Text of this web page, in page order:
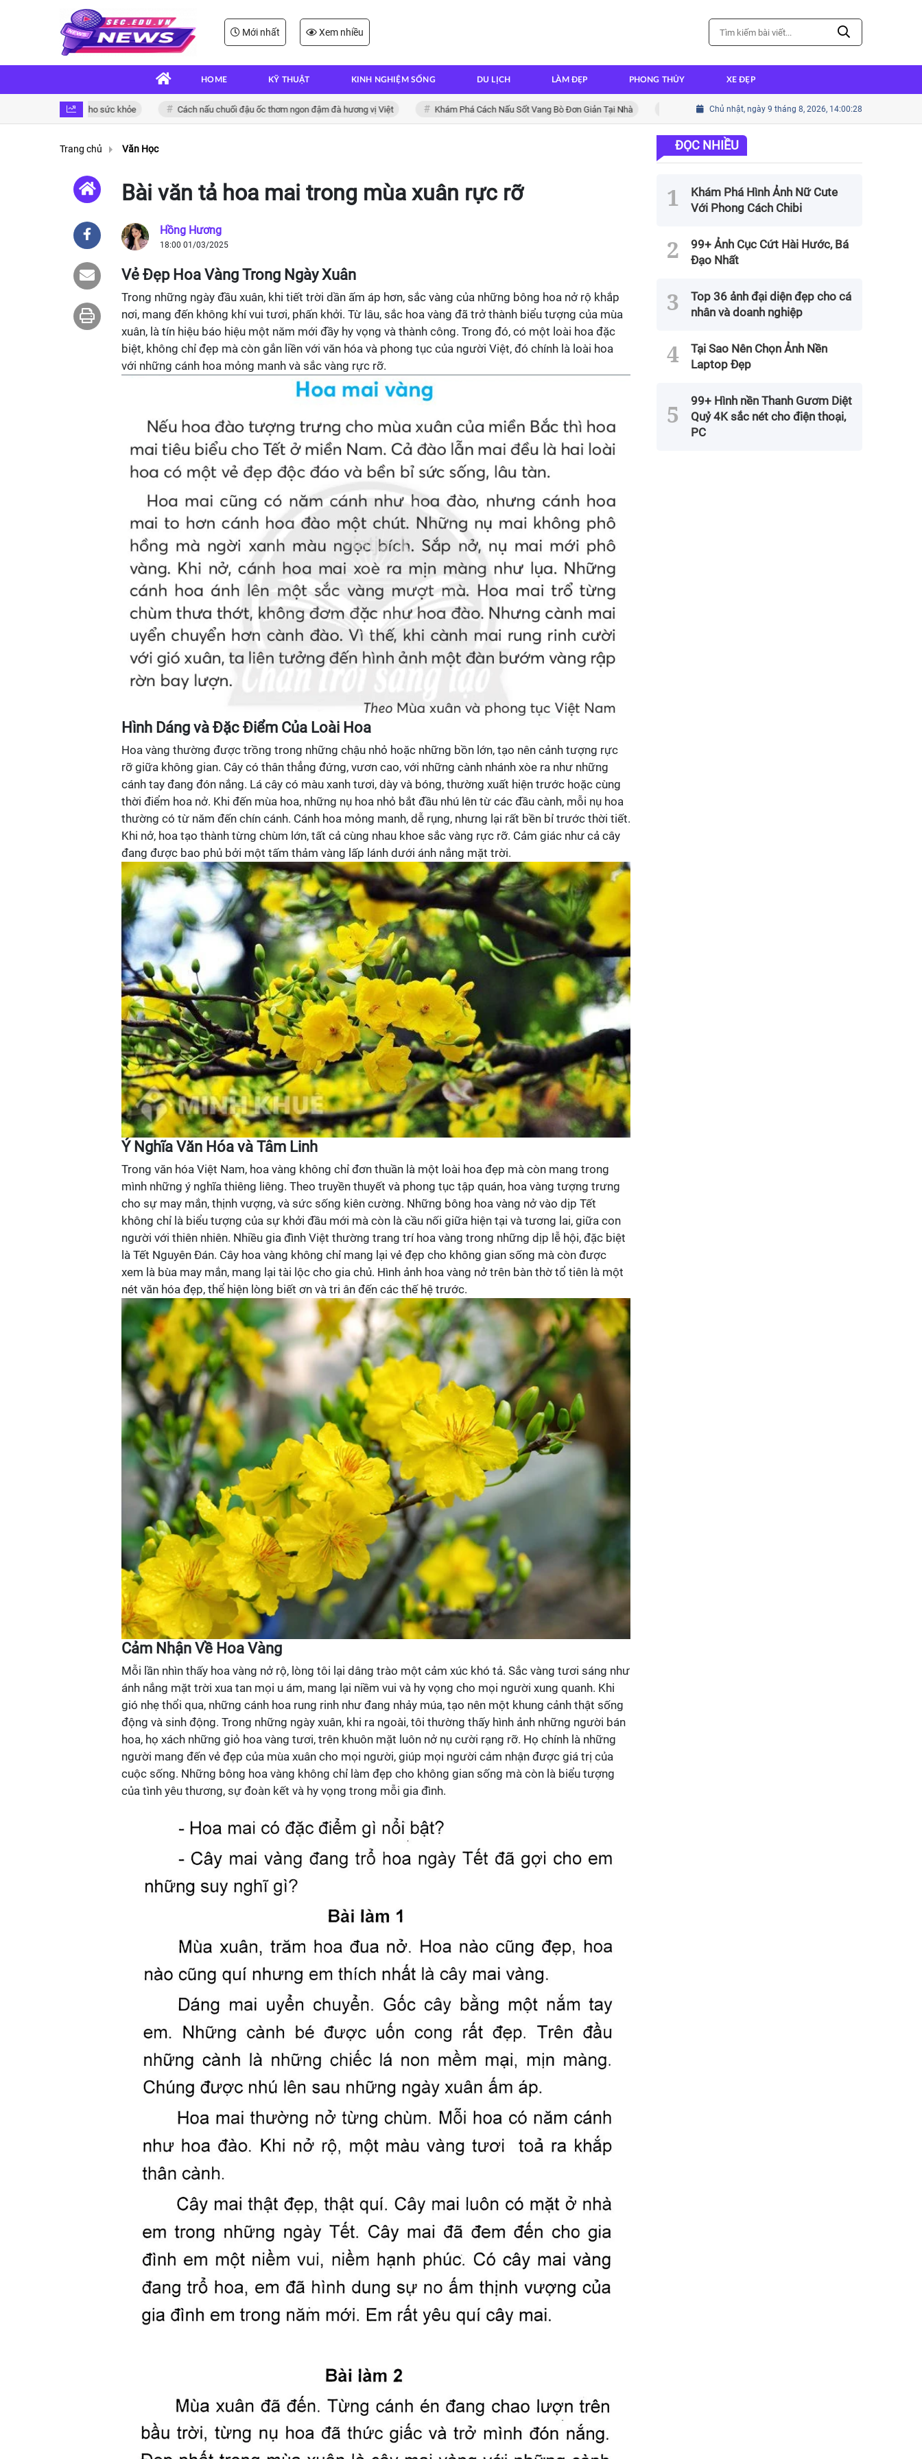
Mới nhất Xem nhiều
HOME KỸ THUẬT KINH NGHIỆM SỐNG DU LỊCH LÀM ĐẸP PHONG THỦY XE ĐẸP
và bổ dưỡng cho sức khỏe Cách nấu chuối đậu ốc thơm ngon đậm đà hương vị Việt Khám Phá Cách Nấu Sốt Vang Bò Đơn Giản Tại Nhà Cách nấu cháo ếch thơm ngon đậm đà hương vị
Chủ nhật, ngày 9 tháng 8, 2026, 14:00:30
Trang chủ Văn Học
Bài văn tả hoa mai trong mùa xuân rực rỡ
Hồng Hương
18:00 01/03/2025
Vẻ Đẹp Hoa Vàng Trong Ngày Xuân
Trong những ngày đầu xuân, khi tiết trời dần ấm áp hơn, sắc vàng của những bông hoa nở rộ khắp
nơi, mang đến không khí vui tươi, phấn khởi. Từ lâu, sắc hoa vàng đã trở thành biểu tượng của mùa
xuân, là tín hiệu báo hiệu một năm mới đầy hy vọng và thành công. Trong đó, có một loài hoa đặc
biệt, không chỉ đẹp mà còn gắn liền với văn hóa và phong tục của người Việt, đó chính là loài hoa
với những cánh hoa mỏng manh và sắc vàng rực rỡ.
Hình Dáng và Đặc Điểm Của Loài Hoa
Hoa vàng thường được trồng trong những chậu nhỏ hoặc những bồn lớn, tạo nên cảnh tượng rực
rỡ giữa không gian. Cây có thân thẳng đứng, vươn cao, với những cành nhánh xòe ra như những
cánh tay đang đón nắng. Lá cây có màu xanh tươi, dày và bóng, thường xuất hiện trước hoặc cùng
thời điểm hoa nở. Khi đến mùa hoa, những nụ hoa nhỏ bắt đầu nhú lên từ các đầu cành, mỗi nụ hoa
thường có từ năm đến chín cánh. Cánh hoa mỏng manh, dễ rụng, nhưng lại rất bền bỉ trước thời tiết.
Khi nở, hoa tạo thành từng chùm lớn, tất cả cùng nhau khoe sắc vàng rực rỡ. Cảm giác như cả cây
đang được bao phủ bởi một tấm thảm vàng lấp lánh dưới ánh nắng mặt trời.
Ý Nghĩa Văn Hóa và Tâm Linh
Trong văn hóa Việt Nam, hoa vàng không chỉ đơn thuần là một loài hoa đẹp mà còn mang trong
mình những ý nghĩa thiêng liêng. Theo truyền thuyết và phong tục tập quán, hoa vàng tượng trưng
cho sự may mắn, thịnh vượng, và sức sống kiên cường. Những bông hoa vàng nở vào dịp Tết
không chỉ là biểu tượng của sự khởi đầu mới mà còn là cầu nối giữa hiện tại và tương lai, giữa con
người với thiên nhiên. Nhiều gia đình Việt thường trang trí hoa vàng trong những dịp lễ hội, đặc biệt
là Tết Nguyên Đán. Cây hoa vàng không chỉ mang lại vẻ đẹp cho không gian sống mà còn được
xem là bùa may mắn, mang lại tài lộc cho gia chủ. Hình ảnh hoa vàng nở trên bàn thờ tổ tiên là một
nét văn hóa đẹp, thể hiện lòng biết ơn và tri ân đến các thế hệ trước.
Cảm Nhận Về Hoa Vàng
Mỗi lần nhìn thấy hoa vàng nở rộ, lòng tôi lại dâng trào một cảm xúc khó tả. Sắc vàng tươi sáng như
ánh nắng mặt trời xua tan mọi u ám, mang lại niềm vui và hy vọng cho mọi người xung quanh. Khi
gió nhẹ thổi qua, những cánh hoa rung rinh như đang nhảy múa, tạo nên một khung cảnh thật sống
động và sinh động. Trong những ngày xuân, khi ra ngoài, tôi thường thấy hình ảnh những người bán
hoa, họ xách những giỏ hoa vàng tươi, trên khuôn mặt luôn nở nụ cười rạng rỡ. Họ chính là những
người mang đến vẻ đẹp của mùa xuân cho mọi người, giúp mọi người cảm nhận được giá trị của
cuộc sống. Những bông hoa vàng không chỉ làm đẹp cho không gian sống mà còn là biểu tượng
của tình yêu thương, sự đoàn kết và hy vọng trong mỗi gia đình.
ĐỌC NHIỀU
Khám Phá Hình Ảnh Nữ Cute
Với Phong Cách Chibi
99+ Ảnh Cục Cứt Hài Hước, Bá
Đạo Nhất
Top 36 ảnh đại diện đẹp cho cá
nhân và doanh nghiệp
Tại Sao Nên Chọn Ảnh Nền
Laptop Đẹp
99+ Hình nền Thanh Gươm Diệt
Quỷ 4K sắc nét cho điện thoại,
PC